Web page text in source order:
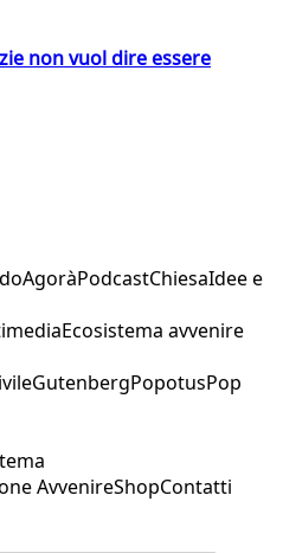
non vuol dire essere
AgoràPodcastChiesaIdee e
Ecosistema avvenire
GutenbergPopotusPop
AvvenireShopContatti